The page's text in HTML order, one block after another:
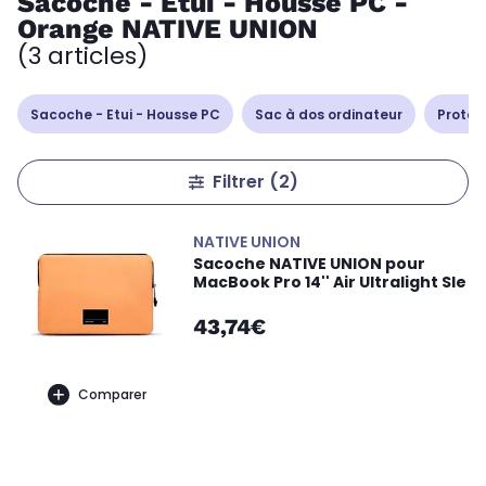
Orange NATIVE UNION
(3 articles)
Sacoche - Etui - Housse PC Sac à dos ordinateur
Filtrer (2)
Comparer
NATIVE UNION
Sacoche NATIVE UNION pour
MacBook Pro 14'' Air Ultralight Sle
43,74€